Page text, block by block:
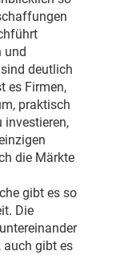
und
deutlich
es Firmen,
praktisch
investieren,
die Märkte
gibt es so
Die
auch gibt es